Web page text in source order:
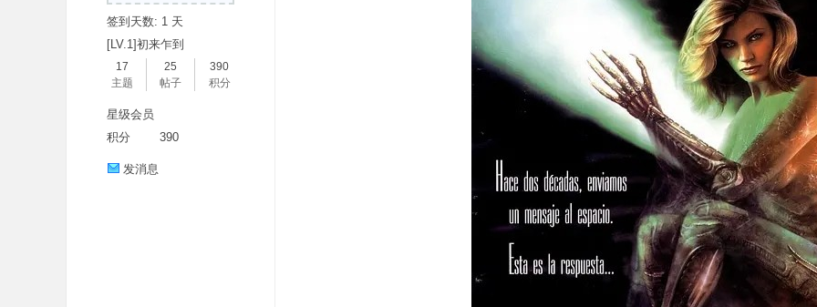
签到天数: 1 天
[LV.1]初来乍到
17
主题
25
帖子
390
积分
星级会员
积分
390
发消息